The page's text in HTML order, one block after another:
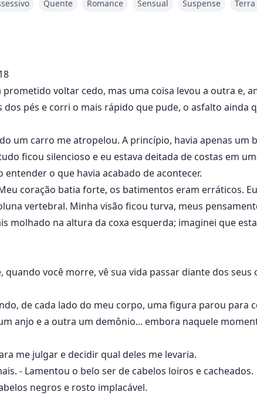
um milagre e a garota sempre suspeitou que
é sequestrada por um enigmático grego e entenderá
Quente Romance Sensual Suspense
prometido voltar cedo, mas uma coisa levou a outra e,
pés e corri o mais rápido que pude, o asfalto ainda
um carro me atropelou. A princípio, havia apenas
ficou silencioso e eu estava deitada de costas em
o que havia acabado de acontecer.
coração batia forte, os batimentos eram erráticos.
vertebral. Minha visão ficou turva, meus
molhado na altura da coxa esquerda; imaginei que
quando você morre, vê sua vida passar diante dos
de cada lado do meu corpo, uma figura parou para
anjo e a outra um demônio... embora naquele
me julgar e decidir qual deles me levaria.
- Lamentou o belo ser de cabelos loiros e cacheados.
negros e rosto implacável.